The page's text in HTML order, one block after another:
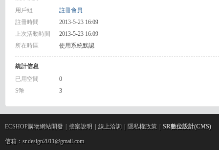
用戶組
註冊會員
註冊時間
2013-5-23 16:09
上次活動時間
2013-5-23 16:09
所在時區
使用系統默認
統計信息
已用空間
0
S幣
3
ECSHOP購物網站開發 接案說明 線上洽詢 隱私權政策 SR數位設計(CMS)
信箱：sr.design2011@gmail.com